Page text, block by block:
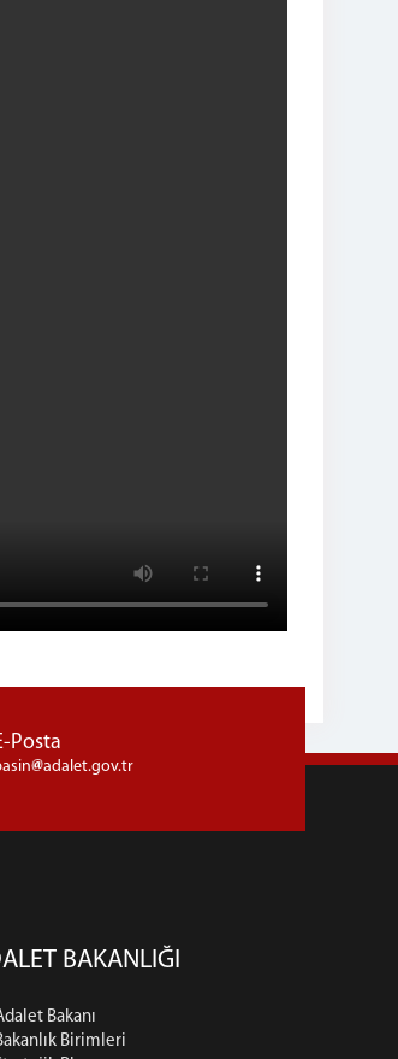
Posta
adalet.gov.tr
BAKANLIĞI
Bakanı
Birimleri